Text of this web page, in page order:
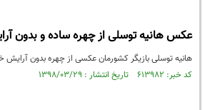
عکس هانیه توسلی از چهره ساده و بدون
هانیه توسلی بازیگر کشورمان عکسی از چهره بدون آرایش
کد خبر: ۶۱۳۹۸۲ تاریخ انتشار : ۱۳۹۸/۰۳/۲۹